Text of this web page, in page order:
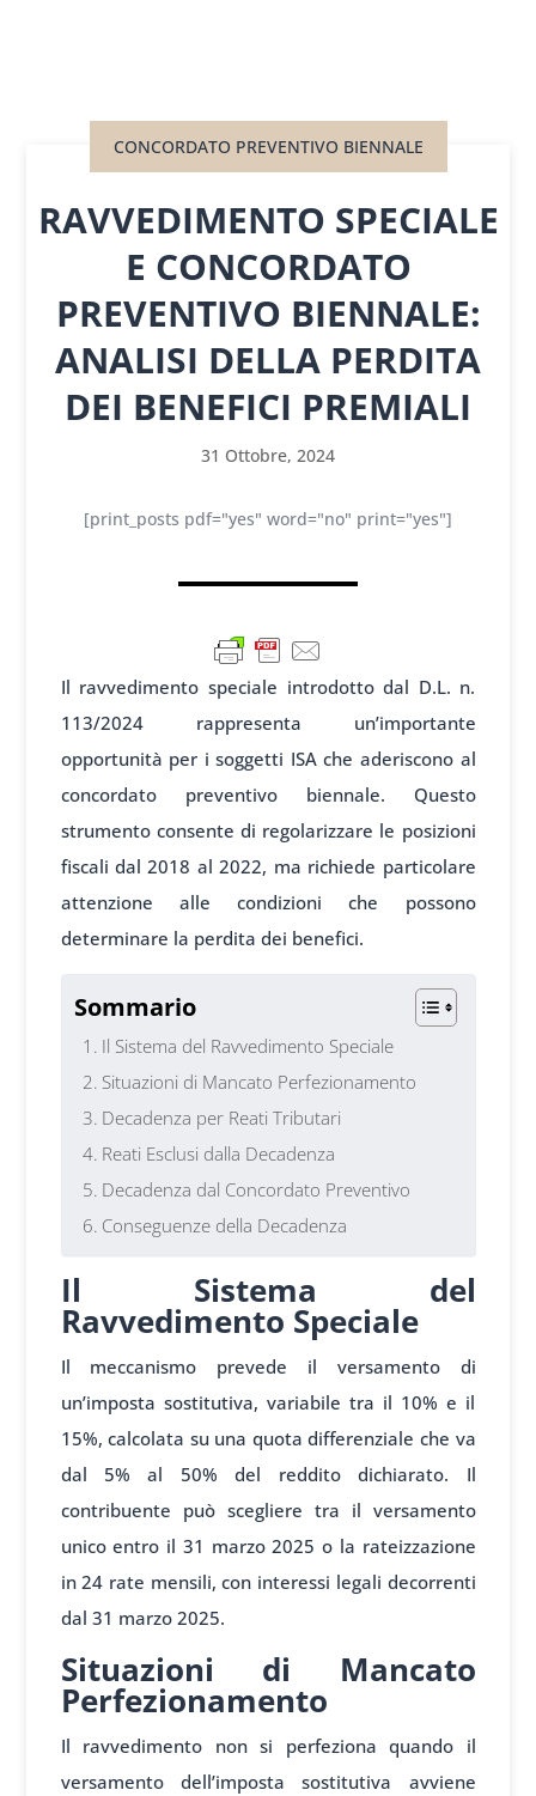
CONCORDATO PREVENTIVO BIENNALE
RAVVEDIMENTO SPECIALE
E CONCORDATO
PREVENTIVO BIENNALE:
ANALISI DELLA PERDITA
DEI BENEFICI PREMIALI
31 Ottobre, 2024
[print_posts pdf="yes" word="no" print="yes"]
Il ravvedimento speciale introdotto dal D.L. n.
113/2024 rappresenta un’importante
opportunità per i soggetti ISA che aderiscono al
concordato preventivo biennale. Questo
strumento consente di regolarizzare le posizioni
fiscali dal 2018 al 2022, ma richiede particolare
attenzione alle condizioni che possono
determinare la perdita dei benefici.
Sommario
Il Sistema del Ravvedimento Speciale
Situazioni di Mancato Perfezionamento
Decadenza per Reati Tributari
Reati Esclusi dalla Decadenza
Decadenza dal Concordato Preventivo
Conseguenze della Decadenza
Il Sistema del
Ravvedimento Speciale
Il meccanismo prevede il versamento di
un’imposta sostitutiva, variabile tra il 10% e il
15%, calcolata su una quota differenziale che va
dal 5% al 50% del reddito dichiarato. Il
contribuente può scegliere tra il versamento
unico entro il 31 marzo 2025 o la rateizzazione
in 24 rate mensili, con interessi legali decorrenti
dal 31 marzo 2025.
Situazioni di Mancato
Perfezionamento
Il ravvedimento non si perfeziona quando il
versamento dell’imposta sostitutiva avviene